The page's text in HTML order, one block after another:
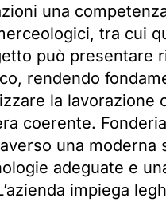
una
tra cui
può presentare
rendendo
la lavorazione
coerente.
una moderna
adeguate e
impiega